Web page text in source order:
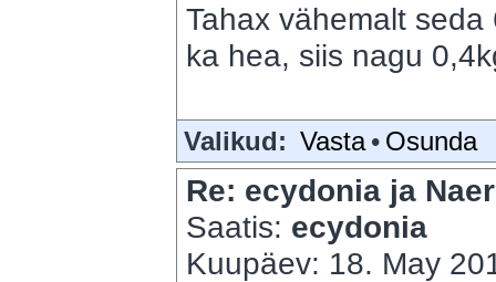
Tahax vähemalt
ka hea, siis nagu
Valikud: Vasta • Osunda
Re: ecydonia ja
Saatis: ecydonia
Kuupäev: 18. May